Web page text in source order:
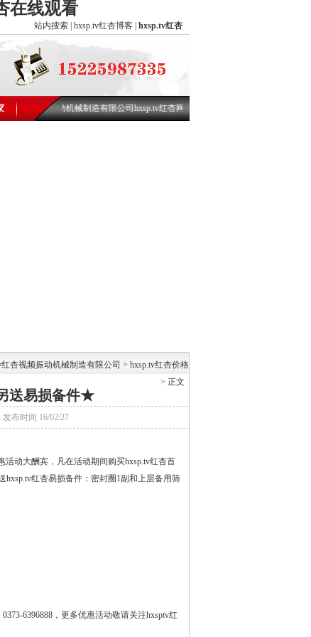
在线观看
hxsp.tv红杏
站内搜索 hxsp.tv红杏博客
红杏视频振动机械制造有限公司hxsp.tv红杏网欢迎您!
红杏视频振动机械制造有限公司 > hxsp.tv红杏价格
> 正文
送易损备件★
发布时间 16/02/27
大酬宾，凡在活动期间购买hxsp.tv红杏首
hxsp.tv红杏易损备件 ：密封圈1副和上层备用筛
6396888，更多优惠活动敬请关注hxsptv红